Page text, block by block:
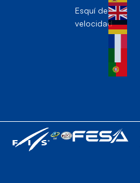
Esquí de
velocidad